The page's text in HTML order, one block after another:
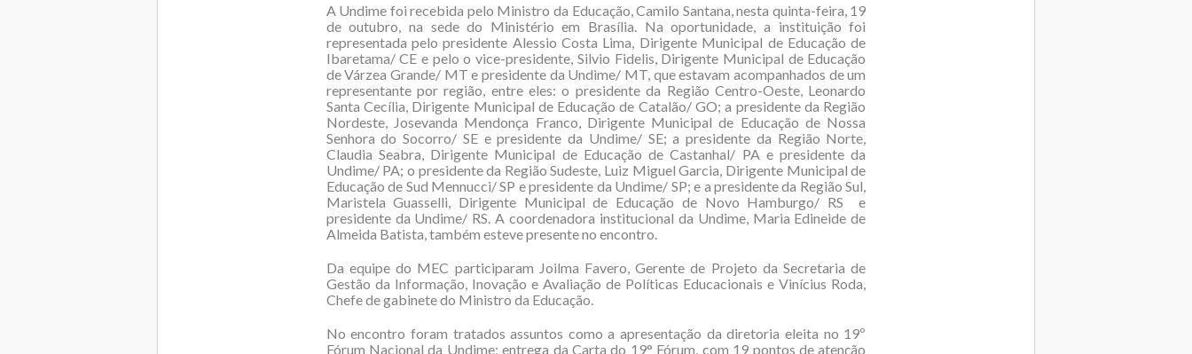
A Undime foi recebida pelo Ministro da Educação, Camilo Santana, nesta quinta-feira, 19
de outubro, na sede do Ministério em Brasília. Na oportunidade, a instituição foi
representada pelo presidente Alessio Costa Lima, Dirigente Municipal de Educação de
Ibaretama/ CE e pelo o vice-presidente, Silvio Fidelis, Dirigente Municipal de Educação
de Várzea Grande/ MT e presidente da Undime/ MT, que estavam acompanhados de um
representante por região, entre eles: o presidente da Região Centro-Oeste, Leonardo
Santa Cecília, Dirigente Municipal de Educação de Catalão/ GO; a presidente da Região
Nordeste, Josevanda Mendonça Franco, Dirigente Municipal de Educação de Nossa
Senhora do Socorro/ SE e presidente da Undime/ SE; a presidente da Região Norte,
Claudia Seabra, Dirigente Municipal de Educação de Castanhal/ PA e presidente da
Undime/ PA; o presidente da Região Sudeste, Luiz Miguel Garcia, Dirigente Municipal de
Educação de Sud Mennucci/ SP e presidente da Undime/ SP; e a presidente da Região Sul,
Maristela Guasselli, Dirigente Municipal de Educação de Novo Hamburgo/ RS e
presidente da Undime/ RS. A coordenadora institucional da Undime, Maria Edineide de
Almeida Batista, também esteve presente no encontro.
Da equipe do MEC participaram Joilma Favero, Gerente de Projeto da Secretaria de
Gestão da Informação, Inovação e Avaliação de Políticas Educacionais e Vinícius Roda,
Chefe de gabinete do Ministro da Educação.
No encontro foram tratados assuntos como a apresentação da diretoria eleita no 19º
Fórum Nacional da Undime; entrega da Carta do 19° Fórum, com 19 pontos de atenção